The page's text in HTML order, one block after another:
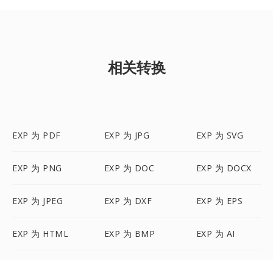
相关转换
EXP 为 PDF EXP 为 JPG EXP 为 SVG
EXP 为 PNG EXP 为 DOC EXP 为 DOCX
EXP 为 JPEG EXP 为 DXF EXP 为 EPS
EXP 为 HTML EXP 为 BMP EXP 为 AI